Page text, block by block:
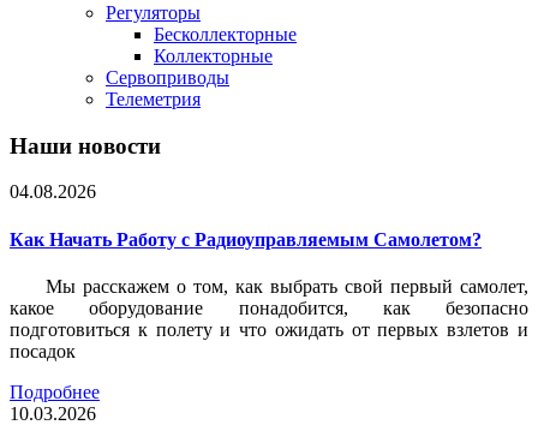
Регуляторы
Бесколлекторные
Коллекторные
Сервоприводы
Телеметрия
Наши новости
04.08.2026
Как Начать Работу с Радиоуправляемым Самолетом?
Мы расскажем о том, как выбрать свой первый самолет,
какое оборудование понадобится, как безопасно
подготовиться к полету и что ожидать от первых взлетов и
посадок
Подробнее
10.03.2026